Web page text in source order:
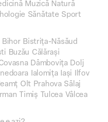
Muzică Natură
Sănătate Sport
Bihor Bistrița-Năsăud
Buzău Călărași
Dâmbovița Dolj
Ialomița Iași Ilfov
Olt Prahova Sălaj
Timiș Tulcea Vâlcea